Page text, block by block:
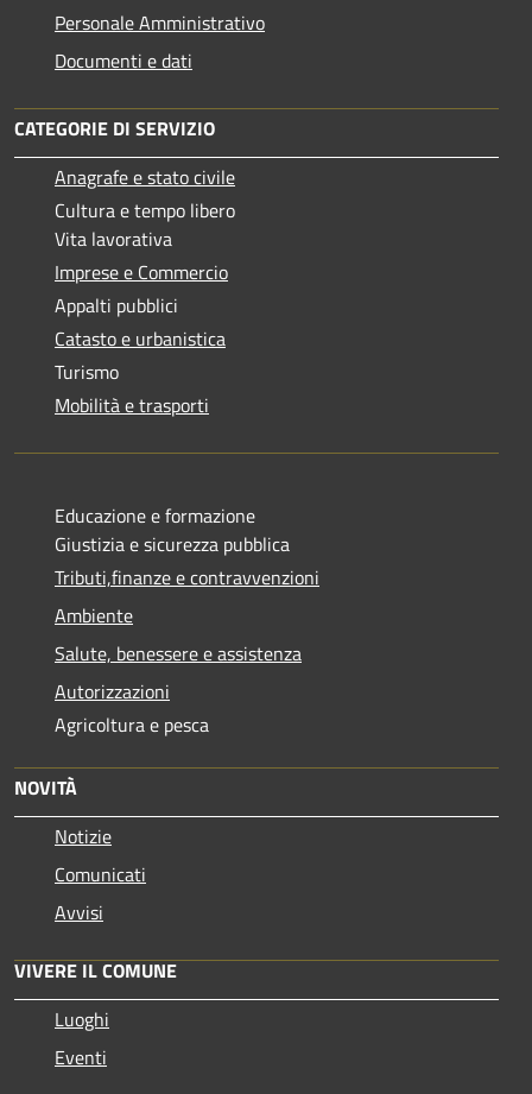
Personale Amministrativo
Documenti e dati
CATEGORIE DI SERVIZIO
Anagrafe e stato civile
Cultura e tempo libero
Vita lavorativa
Imprese e Commercio
Appalti pubblici
Catasto e urbanistica
Turismo
Mobilità e trasporti
Educazione e formazione
Giustizia e sicurezza pubblica
Tributi,finanze e contravvenzioni
Ambiente
Salute, benessere e assistenza
Autorizzazioni
Agricoltura e pesca
NOVITÀ
Notizie
Comunicati
Avvisi
VIVERE IL COMUNE
Luoghi
Eventi